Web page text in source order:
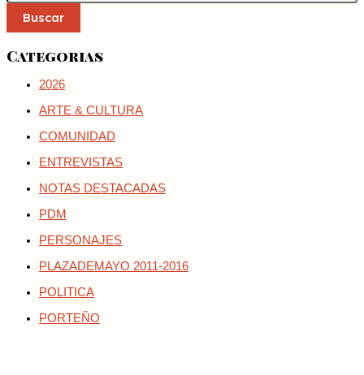
Buscar
Categorias
2026
ARTE & CULTURA
COMUNIDAD
ENTREVISTAS
NOTAS DESTACADAS
PDM
PERSONAJES
PLAZADEMAYO 2011-2016
POLITICA
PORTEÑO